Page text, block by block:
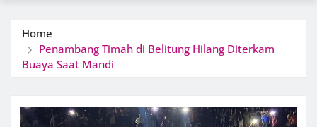
Home
Penambang Timah di Belitung Hilang Diterkam
Buaya Saat Mandi